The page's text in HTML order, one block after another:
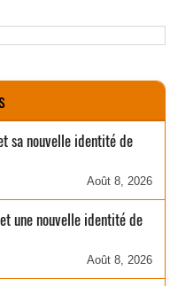
sa nouvelle identité de
Août 8, 2026
une nouvelle identité de
Août 8, 2026